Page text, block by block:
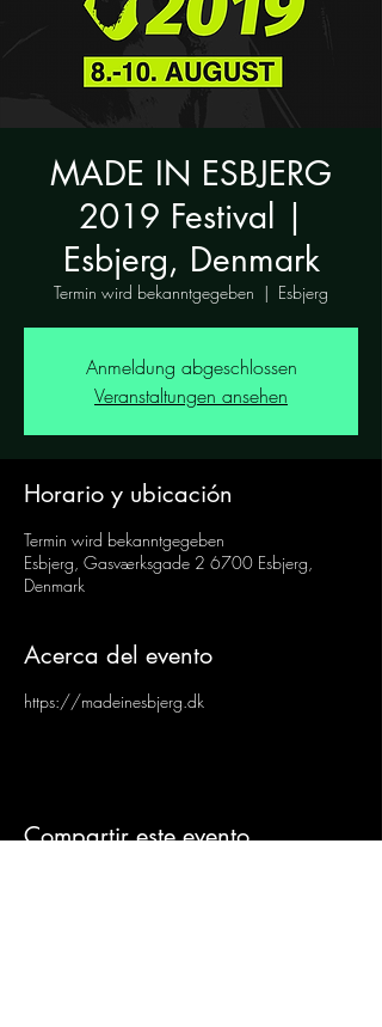
MADE IN ESBJERG
2019 Festival |
Esbjerg, Denmark
Termin wird bekanntgegeben
  |
Esbjerg
Anmeldung abgeschlossen
Veranstaltungen ansehen
Horario y ubicación
Termin wird bekanntgegeben
Esbjerg, Gasværksgade 2 6700 Esbjerg,
Denmark
Acerca del evento
https://madeinesbjerg.dk
Compartir este evento